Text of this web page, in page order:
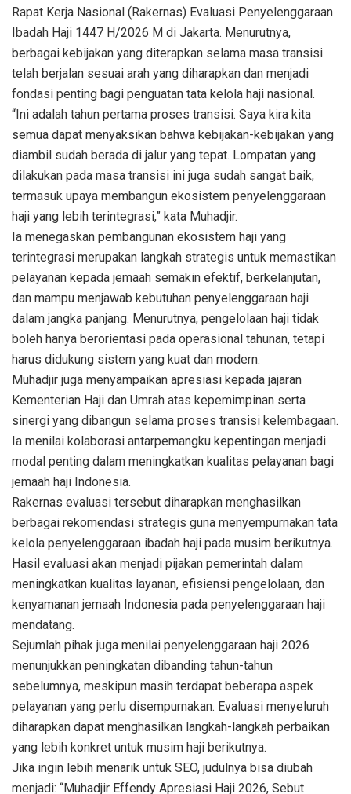
Rapat Kerja Nasional (Rakernas) Evaluasi Penyelenggaraan
Ibadah Haji 1447 H/2026 M di Jakarta. Menurutnya,
berbagai kebijakan yang diterapkan selama masa transisi
telah berjalan sesuai arah yang diharapkan dan menjadi
fondasi penting bagi penguatan tata kelola haji nasional.
“Ini adalah tahun pertama proses transisi. Saya kira kita
semua dapat menyaksikan bahwa kebijakan-kebijakan yang
diambil sudah berada di jalur yang tepat. Lompatan yang
dilakukan pada masa transisi ini juga sudah sangat baik,
termasuk upaya membangun ekosistem penyelenggaraan
haji yang lebih terintegrasi,” kata Muhadjir.
Ia menegaskan pembangunan ekosistem haji yang
terintegrasi merupakan langkah strategis untuk memastikan
pelayanan kepada jemaah semakin efektif, berkelanjutan,
dan mampu menjawab kebutuhan penyelenggaraan haji
dalam jangka panjang. Menurutnya, pengelolaan haji tidak
boleh hanya berorientasi pada operasional tahunan, tetapi
harus didukung sistem yang kuat dan modern.
Muhadjir juga menyampaikan apresiasi kepada jajaran
Kementerian Haji dan Umrah atas kepemimpinan serta
sinergi yang dibangun selama proses transisi kelembagaan.
Ia menilai kolaborasi antarpemangku kepentingan menjadi
modal penting dalam meningkatkan kualitas pelayanan bagi
jemaah haji Indonesia.
Rakernas evaluasi tersebut diharapkan menghasilkan
berbagai rekomendasi strategis guna menyempurnakan tata
kelola penyelenggaraan ibadah haji pada musim berikutnya.
Hasil evaluasi akan menjadi pijakan pemerintah dalam
meningkatkan kualitas layanan, efisiensi pengelolaan, dan
kenyamanan jemaah Indonesia pada penyelenggaraan haji
mendatang.
Sejumlah pihak juga menilai penyelenggaraan haji 2026
menunjukkan peningkatan dibanding tahun-tahun
sebelumnya, meskipun masih terdapat beberapa aspek
pelayanan yang perlu disempurnakan. Evaluasi menyeluruh
diharapkan dapat menghasilkan langkah-langkah perbaikan
yang lebih konkret untuk musim haji berikutnya.
Jika ingin lebih menarik untuk SEO, judulnya bisa diubah
menjadi: “Muhadjir Effendy Apresiasi Haji 2026, Sebut